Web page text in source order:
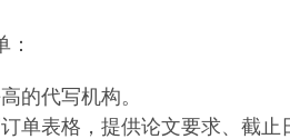
的代写机构。
单表格，提供论文要求、截止